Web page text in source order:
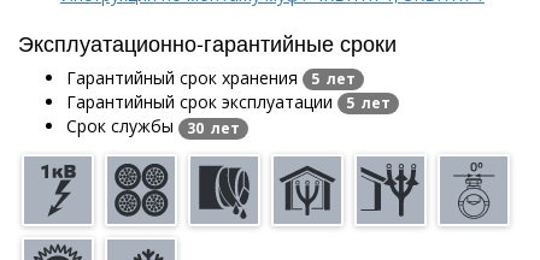
Эксплуатационно-гарантийные сроки
Гарантийный срок хранения 5 лет
Гарантийный срок эксплуатации 5 лет
Срок службы 30 лет